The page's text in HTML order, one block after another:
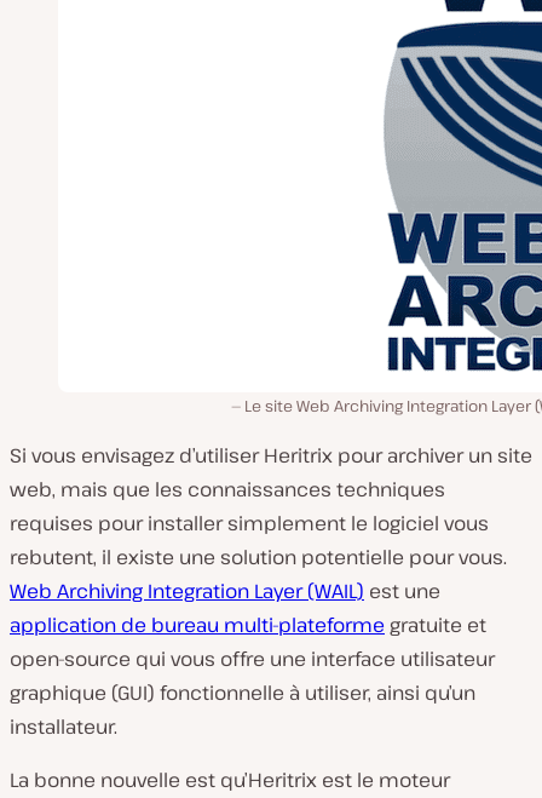
Le site Web Archiving Integration Layer
Si vous envisagez d’utiliser Heritrix pour archiver un site
web, mais que les connaissances techniques
requises pour installer simplement le logiciel vous
rebutent, il existe une solution potentielle pour vous.
Web Archiving Integration Layer (WAIL) est une
application de bureau multi-plateforme gratuite et
open-source qui vous offre une interface utilisateur
graphique (GUI) fonctionnelle à utiliser, ainsi qu’un
installateur.
La bonne nouvelle est qu’Heritrix est le moteur